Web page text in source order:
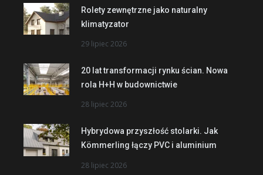
Rolety zewnętrzne jako naturalny
klimatyzator
29 lipiec 2026
20 lat transformacji rynku ścian. Nowa
rola H+H w budownictwie
28 lipiec 2026
Hybrydowa przyszłość stolarki. Jak
Kömmerling łączy PVC i aluminium
28 lipiec 2026